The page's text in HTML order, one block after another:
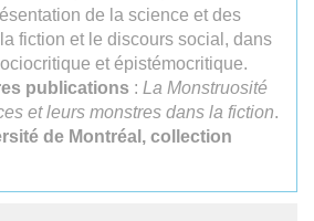
de la science et des
fiction et le discours social, dans
et épistémocritique.
publications : La Monstruosité
et leurs monstres dans la fiction.
de Montréal, collection